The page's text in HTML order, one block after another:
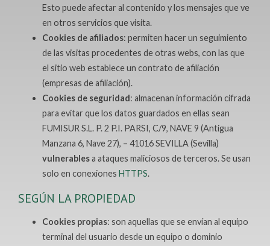
Esto puede afectar al contenido y los mensajes que ve
en otros servicios que visita.
Cookies de afiliados: permiten hacer un seguimiento
de las visitas procedentes de otras webs, con las que
el sitio web establece un contrato de afiliación
(empresas de afiliación).
Cookies de seguridad: almacenan información cifrada
para evitar que los datos guardados en ellas sean
FUMISUR S.L. P. 2 P.I. PARSI, C/9, NAVE 9 (Antigua
Manzana 6, Nave 27), – 41016 SEVILLA (Sevilla)
vulnerablesa ataques maliciosos de terceros. Se usan
solo en conexiones HTTPS.
SEGÚN LA PROPIEDAD
Cookies propias: son aquellas que se envían al equipo
terminal del usuario desde un equipo o dominio